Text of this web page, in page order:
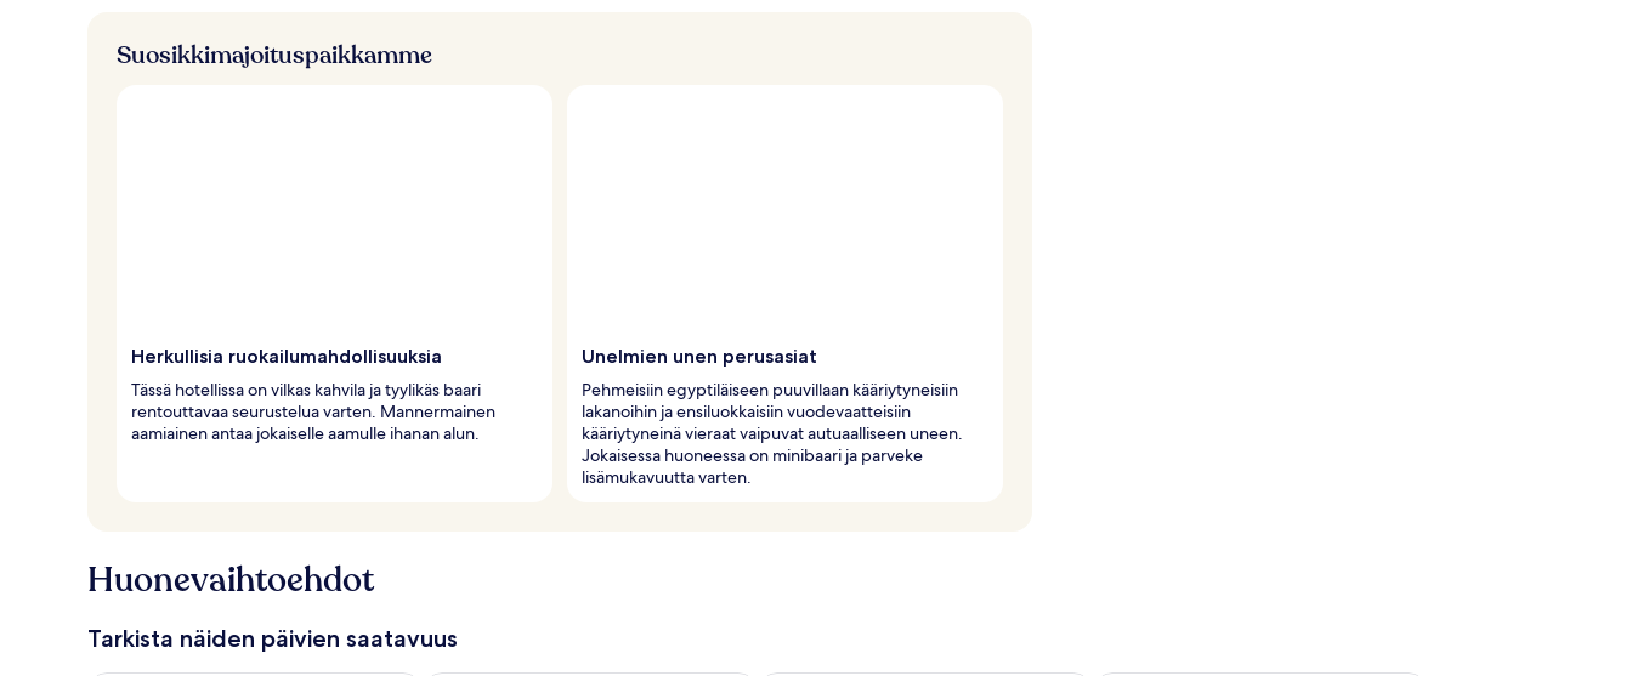
Suosikkimajoituspaikkamme
Herkullisia ruokailumahdollisuuksia
Tässä hotellissa on vilkas kahvila ja tyylikäs baari
rentouttavaa seurustelua varten. Mannermainen
aamiainen antaa jokaiselle aamulle ihanan alun.
Unelmien unen perusasiat
Pehmeisiin egyptiläiseen puuvillaan kääriytyneisiin
lakanoihin ja ensiluokkaisiin vuodevaatteisiin
kääriytyneinä vieraat vaipuvat autuaalliseen uneen.
Jokaisessa huoneessa on minibaari ja parveke
lisämukavuutta varten.
Huonevaihtoehdot
Tarkista näiden päivien saatavuus